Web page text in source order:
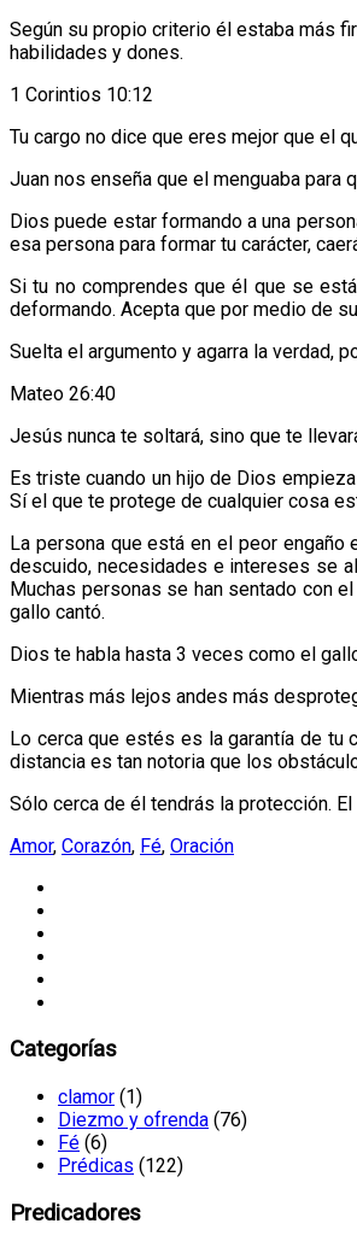
Según su propio criterio él estaba más
habilidades y dones.
1 Corintios 10:12
Tu cargo no dice que eres mejor que el
Juan nos enseña que el menguaba para
Dios puede estar formando a una
esa persona para formar tu carácter,
Si tu no comprendes que él que se
deformando. Acepta que por medio de
Suelta el argumento y agarra la verdad,
Mateo 26:40
Jesús nunca te soltará, sino que te
Es triste cuando un hijo de Dios
Sí el que te protege de cualquier cosa
La persona que está en el peor
descuido, necesidades e intereses se
Muchas personas se han sentado con
gallo cantó.
Dios te habla hasta 3 veces como el
Mientras más lejos andes más
Lo cerca que estés es la garantía de tu
distancia es tan notoria que los
Sólo cerca de él tendrás la protección.
Amor, Corazón, Fé, Oración
Categorías
clamor (1)
Diezmo y ofrenda (76)
Fé (6)
Prédicas (122)
Predicadores